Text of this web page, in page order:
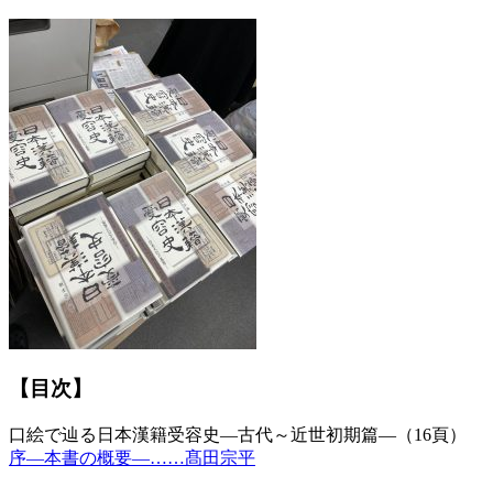
【目次】
口絵で辿る日本漢籍受容史―古代～近世初期篇―（16頁）
序―本書の概要―……髙田宗平